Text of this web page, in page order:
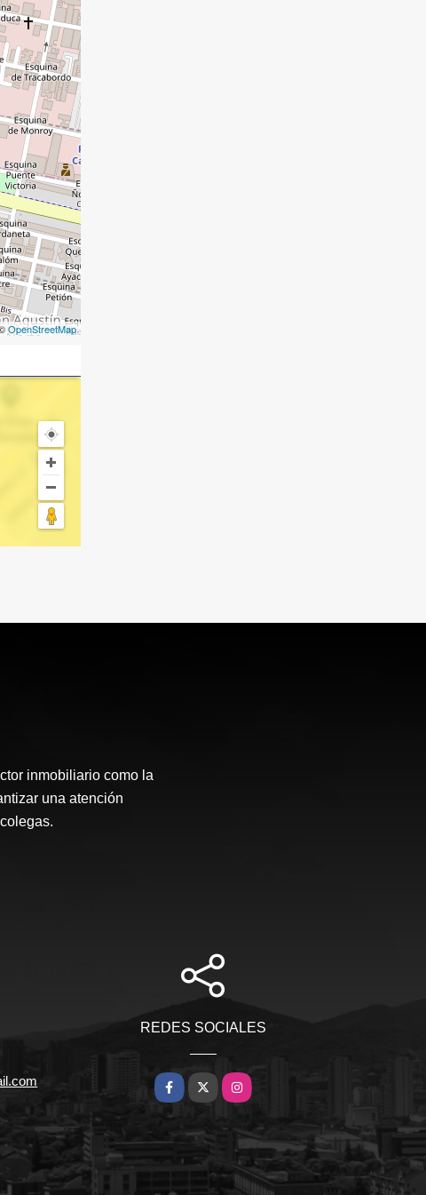
OpenStreetMap
inmobiliario como la
una atención
REDES SOCIALES
Facebook
X Instagram